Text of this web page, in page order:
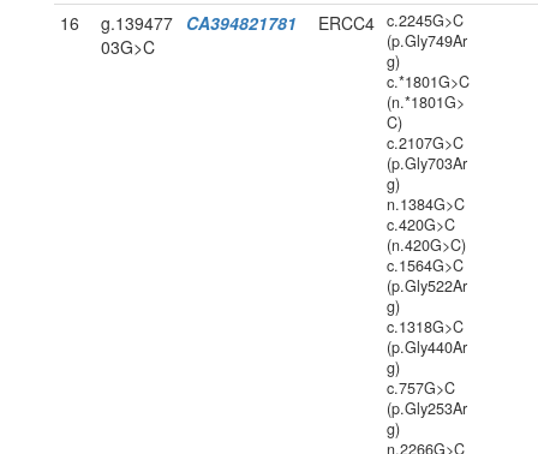
16
g.139477
03G>C
CA394821781 ERCC4 c.2245G>C
(p.Gly749Ar
g)
c.*1801G>C
(n.*1801G>
C)
c.2107G>C
(p.Gly703Ar
g)
n.1384G>C
c.420G>C
(n.420G>C)
c.1564G>C
(p.Gly522Ar
g)
c.1318G>C
(p.Gly440Ar
g)
c.757G>C
(p.Gly253Ar
g)
n.2266G>C